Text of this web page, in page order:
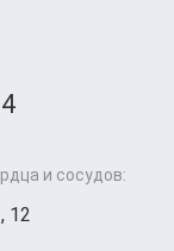
и сосудов:
12